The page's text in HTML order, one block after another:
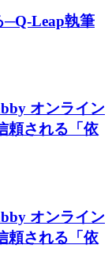
─Q-Leap執筆
オンライン
頼される「依
オンライン
頼される「依